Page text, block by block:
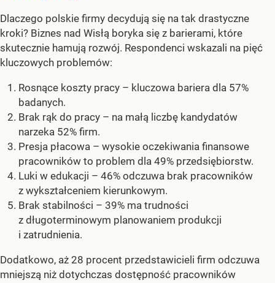
Dlaczego polskie firmy decydują się na tak drastyczne
kroki? Biznes nad Wisłą boryka się z barierami, które
skutecznie hamują rozwój. Respondenci wskazali na pięć
kluczowych problemów:
Rosnące koszty pracy – kluczowa bariera dla 57%
badanych.
Brak rąk do pracy – na małą liczbę kandydatów
narzeka 52% firm.
Presja płacowa – wysokie oczekiwania finansowe
pracowników to problem dla 49% przedsiębiorstw.
Luki w edukacji – 46% odczuwa brak pracowników
z wykształceniem kierunkowym.
Brak stabilności – 39% ma trudności
z długoterminowym planowaniem produkcji
i zatrudnienia.
Dodatkowo, aż 28 procent przedstawicieli firm odczuwa
mniejszą niż dotychczas dostępność pracowników